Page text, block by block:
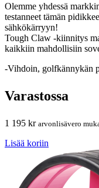
Olemme yhdessä
testanneet tämän
sähkökärryyn!
Tough Claw -kiinnitys
kaikkiin mahdollisiin
-Vihdoin, golfkännykän
Varastossa
1 195 kr arvonlisävero
Lisää koriin